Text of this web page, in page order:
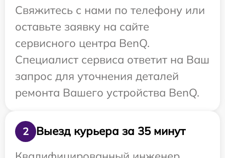
Свяжитесь с нами по телефону или
оставьте заявку на сайте
сервисного центра BenQ.
Специалист сервиса ответит на Ваш
запрос для уточнения деталей
ремонта Вашего устройства BenQ.
2
Выезд курьера за 35 минут